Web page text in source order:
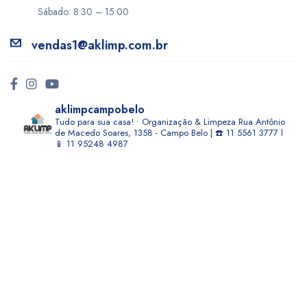
Sábado: 8:30 – 15:00
vendas1@aklimp.com.br
aklimpcampobelo
Tudo para sua casa! • Organização & Limpeza Rua Antônio
de Macedo Soares, 1358 - Campo Belo | ☎️ 11 5561 3777 l
📱 11 95248 4987